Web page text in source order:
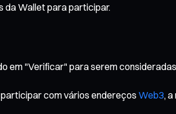
da Wallet para participar.
em "Verificar" para serem
com vários endereços Web3,